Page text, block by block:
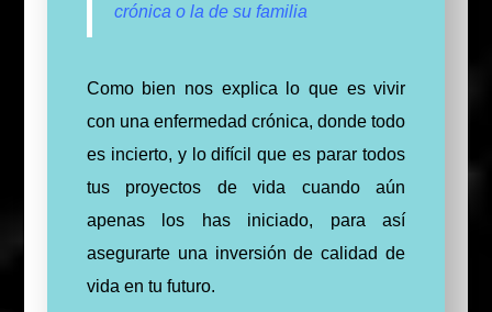
crónica o la de su familia
Como bien nos explica lo que es vivir
con una enfermedad crónica, donde todo
es incierto, y lo difícil que es parar todos
tus proyectos de vida cuando aún
apenas los has iniciado, para así
asegurarte una inversión de calidad de
vida en tu futuro.